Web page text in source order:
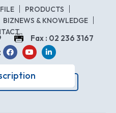
PRODUCTS
BIZNEWS & KNOWLEDGE
Fax : 02 236 3167